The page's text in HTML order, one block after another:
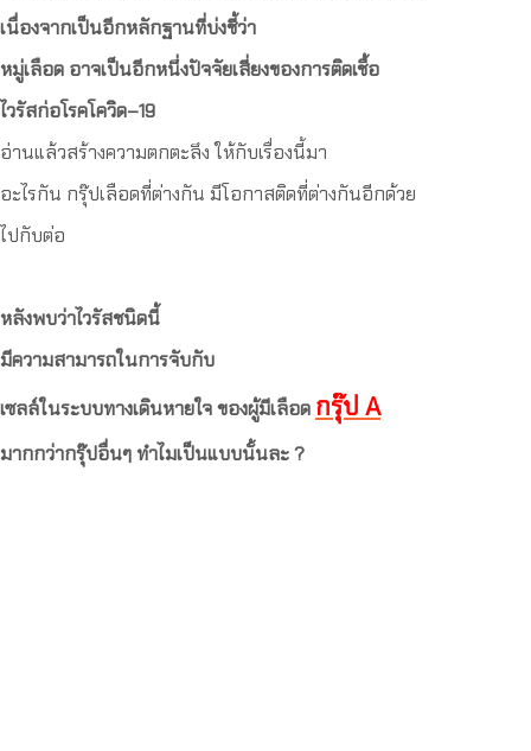
เนื่องจากเป็นอีกหลักฐานที่บ่งชี้ว่า
หมู่เลือด อาจเป็นอีกหนึ่งปัจจัยเสี่ยงของการติดเชื้อ
ไวรัสก่อโรคโควิด–19
อ่านแล้วสร้างความตกตะลึง ให้กับเรื่องนี้มา
อะไรกัน กรุ๊ปเลือดที่ต่างกัน มีโอกาสติดที่ต่างกันอีกด้วย
ไปกับต่อ
หลังพบว่าไวรัสชนิดนี้
มีความสามารถในการจับกับ
เซลล์ในระบบทางเดินหายใจ ของผู้มีเลือด กรุ๊ป A
มากกว่ากรุ๊ปอื่นๆ ทำไมเป็นแบบนั้นละ ?